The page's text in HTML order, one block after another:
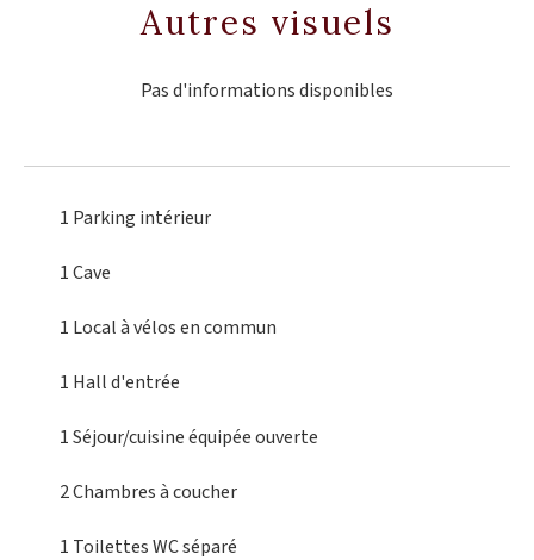
Autres visuels
Pas d'informations disponibles
1 Parking intérieur
1 Cave
1 Local à vélosen commun
1 Hall d'entrée
1 Séjour/cuisineéquipée ouverte
2 Chambresà coucher
1 ToilettesWC séparé